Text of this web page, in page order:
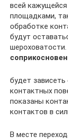
всей
площадками,
обработке
будут
будет
контактных
показаны
контактов в
В месте